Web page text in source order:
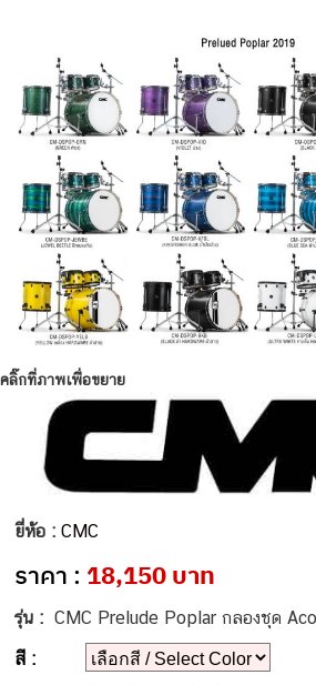
คลิ๊กที่ภาพเพื่อขยาย
ยี่ห้อ :CMC
ราคา : 18,150 บาท
รุ่น :CMC Prelude Poplar กลองชุด
สี :